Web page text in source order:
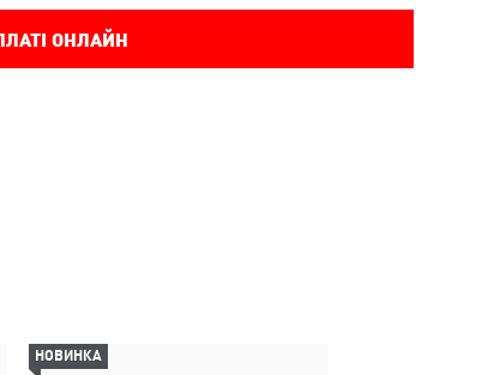
ОНЛАЙН
НОВИНКА